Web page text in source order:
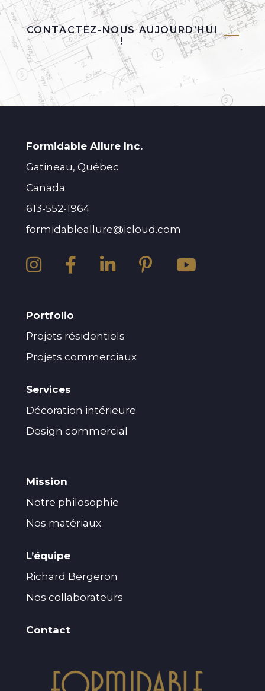
CONTACTEZ-NOUS AUJOURD’HUI
!
Formidable Allure Inc.
Gatineau, Québec
Canada
613-552-1964
formidableallure@icloud.com
Portfolio
Projets résidentiels
Projets commerciaux
Services
Décoration intérieure
Design commercial
Mission
Notre philosophie
Nos matériaux
L’équipe
Richard Bergeron
Nos collaborateurs
Contact